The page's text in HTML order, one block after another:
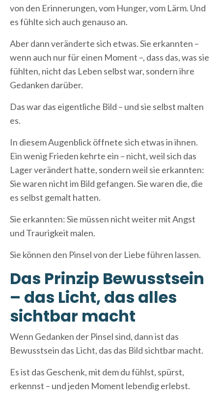
von den Erinnerungen, vom Hunger, vom Lärm. Und
es fühlte sich auch genauso an.
Aber dann veränderte sich etwas. Sie erkannten –
wenn auch nur für einen Moment –, dass das, was sie
fühlten, nicht das Leben selbst war, sondern ihre
Gedanken darüber.
Das war das eigentliche Bild – und sie selbst malten
es.
In diesem Augenblick öffnete sich etwas in ihnen.
Ein wenig Frieden kehrte ein – nicht, weil sich das
Lager verändert hatte, sondern weil sie erkannten:
Sie waren nicht im Bild gefangen. Sie waren die, die
es selbst gemalt hatten.
Sie erkannten: Sie müssen nicht weiter mit Angst
und Traurigkeit malen.
Sie können den Pinsel von der Liebe führen lassen.
Das Prinzip Bewusstsein
– das Licht, das alles
sichtbar macht
Wenn Gedanken der Pinsel sind, dann ist das
Bewusstsein das Licht, das das Bild sichtbar macht.
Es ist das Geschenk, mit dem du fühlst, spürst,
erkennst – und jeden Moment lebendig erlebst.